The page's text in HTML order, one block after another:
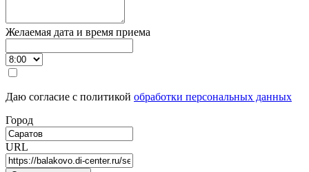
Желаемая дата и время приема
Даю согласие с политикой обработки персональных данных
Город
URL